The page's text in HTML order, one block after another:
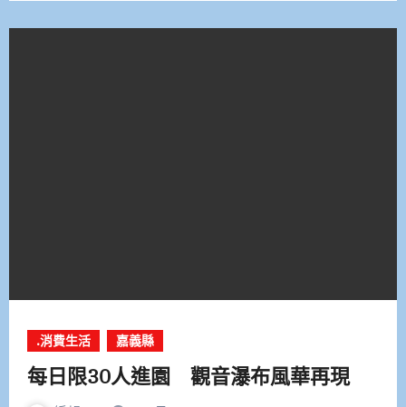
.消費生活 嘉義縣
每日限30人進園 觀音瀑布風華再現